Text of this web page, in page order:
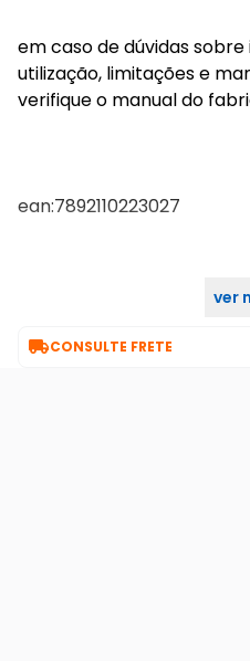
em caso de dúvidas
utilização, limitações e
verifique o manual do
ean:7892110223027
ver
CONSULTE FRETE